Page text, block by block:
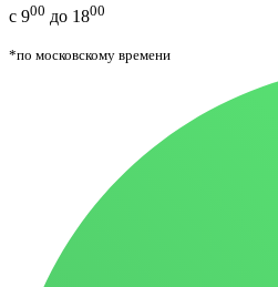
с 900 до 1800
*по московскому времени